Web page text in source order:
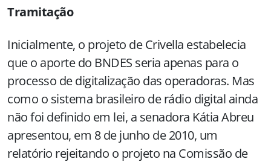
Tramitação
Inicialmente, o projeto de Crivella estabelecia
que o aporte do BNDES seria apenas para o
processo de digitalização das operadoras. Mas
como o sistema brasileiro de rádio digital ainda
não foi definido em lei, a senadora Kátia Abreu
apresentou, em 8 de junho de 2010, um
relatório rejeitando o projeto na Comissão de